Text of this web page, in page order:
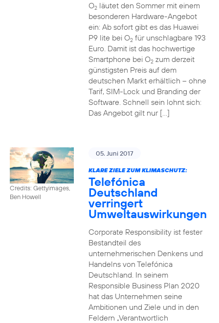
O2läutet den Sommer mit einem
besonderen Hardware-Angebot
ein: Ab sofort gibt es das Huawei
P9 lite bei O2für unschlagbare 193
Euro. Damit ist das hochwertige
Smartphone bei O2zum derzeit
günstigsten Preis auf dem
deutschen Markt erhältlich – ohne
Tarif, SIM-Lock und Branding der
Software. Schnell sein lohnt sich:
Das Angebot gilt nur […]
Credits: Gettyimages,
Ben Howell
05. Juni 2017
KLARE ZIELE ZUM KLIMASCHUTZ:
Telefónica
Deutschland
verringert
Umweltauswirkungen
Corporate Responsibility ist fester
Bestandteil des
unternehmerischen Denkens und
Handelns von Telefónica
Deutschland. In seinem
Responsible Business Plan 2020
hat das Unternehmen seine
Ambitionen und Ziele und in den
Feldern „Verantwortlich